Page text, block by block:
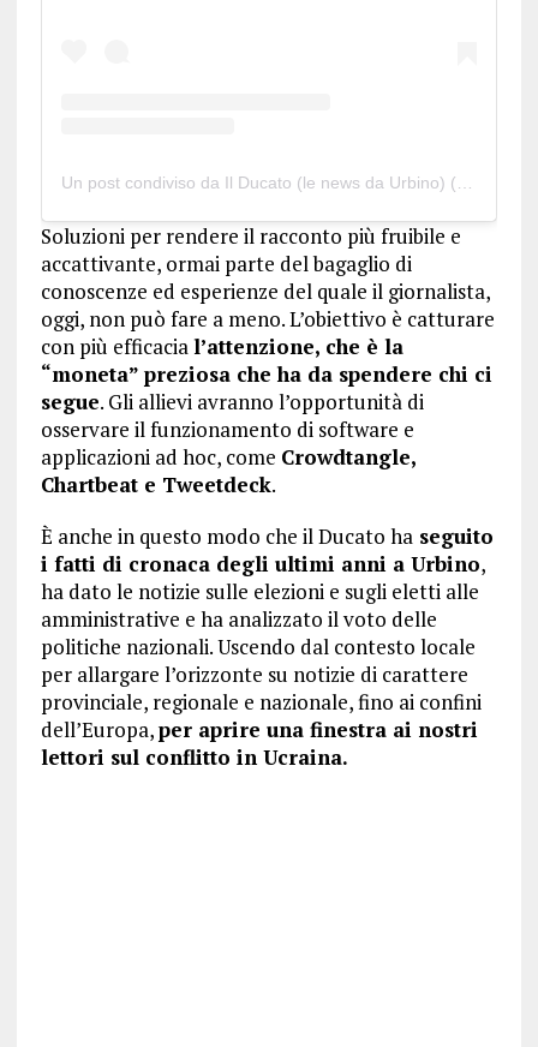
Soluzioni per rendere il racconto più fruibile e
accattivante, ormai parte del bagaglio di
conoscenze ed esperienze del quale il giornalista,
oggi, non può fare a meno. L’obiettivo è catturare
con più efficacial’attenzione, che è la
“moneta” preziosa che ha da spendere chi ci
segue. Gli allievi avranno l’opportunità di
osservare il funzionamento di software e
applicazioni ad hoc, come Crowdtangle,
Chartbeat e Tweetdeck.
È anche in questo modo che il Ducato haseguito
i fatti di cronaca degli ultimi anni a Urbino,
ha dato le notizie sulle elezioni e sugli eletti alle
amministrative e ha analizzato il voto delle
politiche nazionali. Uscendo dal contesto locale
per allargare l’orizzonte su notizie di carattere
provinciale, regionale e nazionale, fino ai confini
dell’Europa,per aprire una finestra ai nostri
lettori sul conflitto in Ucraina.